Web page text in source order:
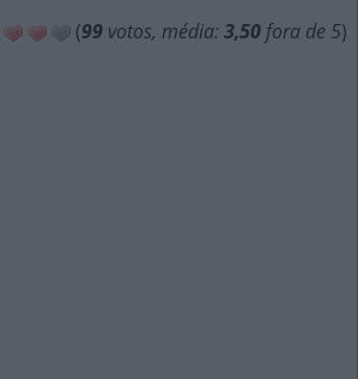
(99 votos, média: 3,50 fora de 5)